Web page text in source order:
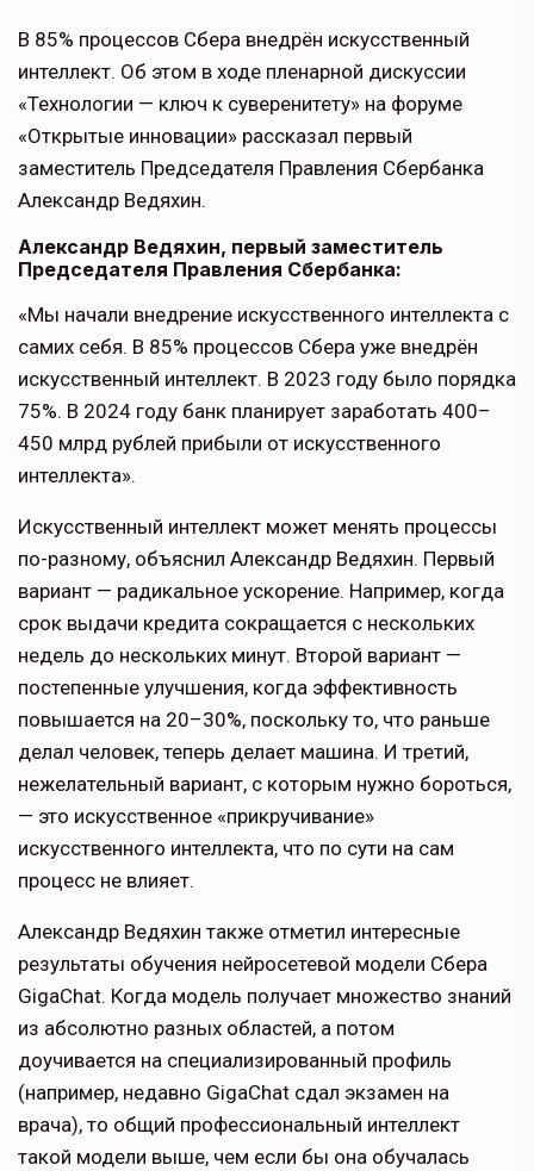
В 85% процессов Сбера внедрён искусственный
интеллект. Об этом в ходе пленарной дискуссии
«Технологии — ключ к суверенитету» на форуме
«Открытые инновации» рассказал первый
заместитель Председателя Правления Сбербанка
Александр Ведяхин.
Александр Ведяхин, первый заместитель
Председателя Правления Сбербанка:
«Мы начали внедрение искусственного интеллекта с
самих себя. В 85% процессов Сбера уже внедрён
искусственный интеллект. В 2023 году было порядка
75%. В 2024 году банк планирует заработать 400–
450 млрд рублей прибыли от искусственного
интеллекта».
Искусственный интеллект может менять процессы
по-разному, объяснил Александр Ведяхин. Первый
вариант — радикальное ускорение. Например, когда
срок выдачи кредита сокращается с нескольких
недель до нескольких минут. Второй вариант —
постепенные улучшения, когда эффективность
повышается на 20–30%, поскольку то, что раньше
делал человек, теперь делает машина. И третий,
нежелательный вариант, с которым нужно бороться,
— это искусственное «прикручивание»
искусственного интеллекта, что по сути на сам
процесс не влияет.
Александр Ведяхин также отметил интересные
результаты обучения нейросетевой модели Сбера
GigaChat. Когда модель получает множество знаний
из абсолютно разных областей, а потом
доучивается на специализированный профиль
(например, недавно GigaChat сдал экзамен на
врача), то общий профессиональный интеллект
такой модели выше, чем если бы она обучалась